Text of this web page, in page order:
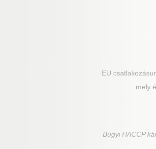
EU
mely
BugyiHACCP